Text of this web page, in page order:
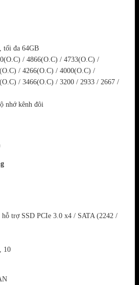
tối đa 64GB
/ 4866(O.C) / 4733(O.C) /
/ 4266(O.C) / 4000(O.C) /
/ 3466(O.C) / 3200 / 2933 / 2667 /
nhớ kênh đôi
trợ SSD PCIe 3.0 x4 / SATA (2242 /
10